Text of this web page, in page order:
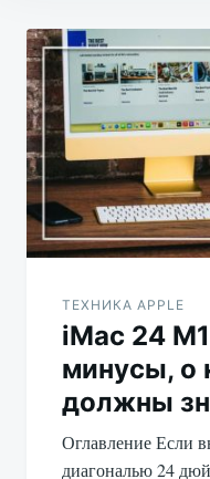
по
записям
ТЕХНИКА APPLE
iMac 24
минусы, о
должны
Оглавление Если
диагональю 24